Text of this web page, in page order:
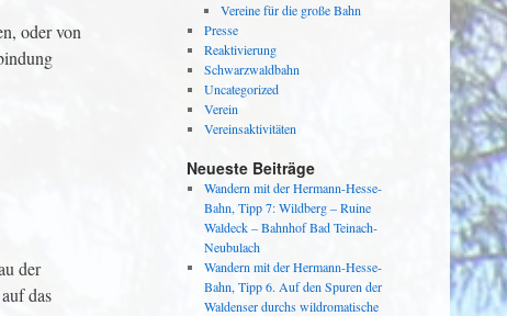
oder von
der
das
Vereine für die große Bahn
Presse
Reaktivierung
Schwarzwaldbahn
Uncategorized
Verein
Vereinsaktivitäten
Neueste Beiträge
Wandern mit der Hermann-Hesse-
Bahn, Tipp 7: Wildberg – Ruine
Waldeck – Bahnhof Bad Teinach-
Neubulach
Wandern mit der Hermann-Hesse-
Bahn, Tipp 6. Auf den Spuren der
Waldenser durchs wildromatische